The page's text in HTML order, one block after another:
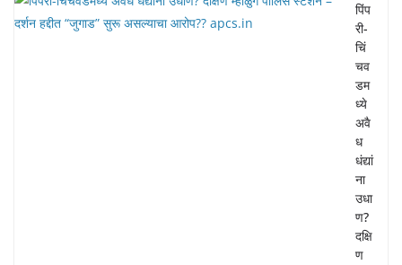
पिंप
री-
चिं
चव
डम
ध्ये
अवै
ध
धंद्यां
ना
उधा
ण?
दक्षि
ण